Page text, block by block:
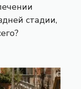
стадии,